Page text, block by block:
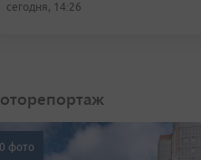
сегодня, 14:26
фото